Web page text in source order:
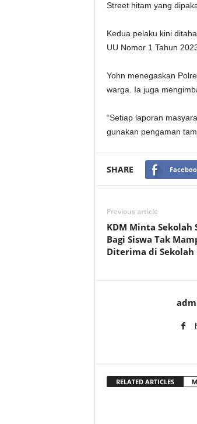
Street hitam yang
Kedua pelaku kini
UU Nomor 1 Tahun
Yohn menegaskan
warga. Ia juga
“Setiap laporan
gunakan pengaman
SHARE
Previous article
KDM Minta Sekolah
Bagi Siswa Tak
Diterima di Sekolah
RELATED ARTICLES